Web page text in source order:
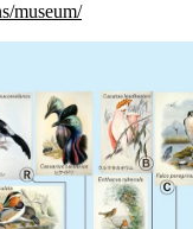
museum/